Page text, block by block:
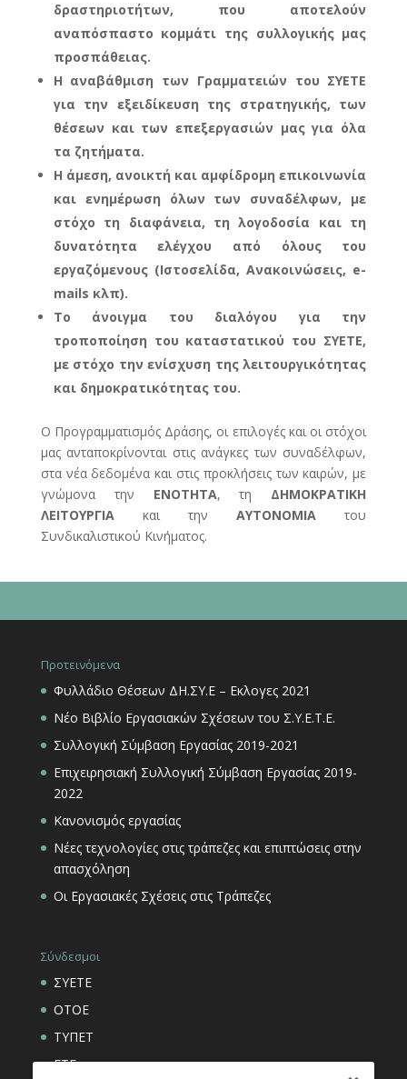
δραστηριοτήτων, που αποτελούν
αναπόσπαστο κομμάτι της συλλογικής μας
προσπάθειας.
Η αναβάθμιση των Γραμματειών του ΣΥΕΤΕ
για την εξειδίκευση της στρατηγικής, των
θέσεων και των επεξεργασιών μας για όλα
τα ζητήματα.
Η άμεση, ανοικτή και αμφίδρομη επικοινωνία
και ενημέρωση όλων των συναδέλφων, με
στόχο τη διαφάνεια, τη λογοδοσία και τη
δυνατότητα ελέγχου από όλους του
εργαζόμενους (Ιστοσελίδα, Ανακοινώσεις, e-
mails κλπ).
Το άνοιγμα του διαλόγου για την
τροποποίηση του καταστατικού του ΣΥΕΤΕ,
με στόχο την ενίσχυση της λειτουργικότητας
και δημοκρατικότητας του.
Ο Προγραμματισμός Δράσης, οι επιλογές και οι στόχοι
μας ανταποκρίνονται στις ανάγκες των συναδέλφων,
στα νέα δεδομένα και στις προκλήσεις των καιρών, με
γνώμονα την ΕΝΟΤΗΤΑ, τη ΔΗΜΟΚΡΑΤΙΚΗ
ΛΕΙΤΟΥΡΓΙΑκαι τηνΑΥΤΟΝΟΜΙΑ του
Συνδικαλιστικού Κινήματος.
Προτεινόμενα
Φυλλάδιο Θέσεων ΔΗ.ΣΥ.Ε – Εκλογες 2021
Νέο Βιβλίο Εργασιακών Σχέσεων του Σ.Υ.Ε.Τ.Ε.
Συλλογική Σύμβαση Εργασίας 2019-2021
Επιχειρησιακή Συλλογική Σύμβαση Εργασίας 2019-
2022
Κανονισμός εργασίας
Νέες τεχνολογίες στις τράπεζες και επιπτώσεις στην
απασχόληση
Οι Εργασιακές Σχέσεις στις Τράπεζες
Σύνδεσμοι
ΣΥΕΤΕ
ΟΤΟΕ
ΤΥΠΕΤ
ΕΤΕ